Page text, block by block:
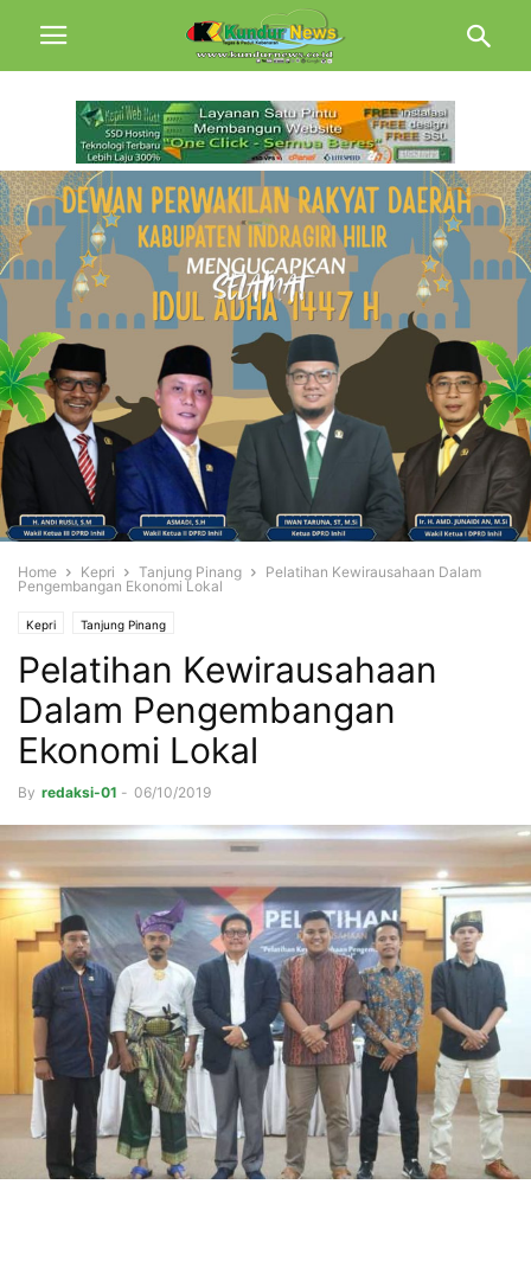
Home Kepri Tanjung Pinang
Pelatihan Kewirausahaan Dalam
Pengembangan Ekonomi Lokal
Kepri Tanjung Pinang
Pelatihan Kewirausahaan
Dalam Pengembangan
Ekonomi Lokal
By redaksi-01 - 06/10/2019